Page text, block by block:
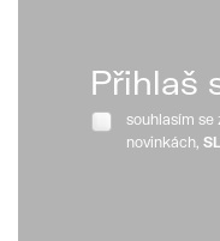
Přihlaš
souhlasím se
novinkách,